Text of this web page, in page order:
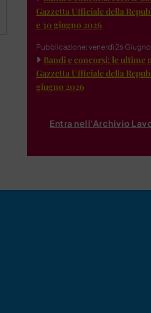
Gazzetta Ufficiale della
e 30 giugno 2026
Pubblicazione: venerdì 26
Bandi e concorsi: le ultime
Gazzetta Ufficiale della
giugno 2026
Entra nell'Archivio